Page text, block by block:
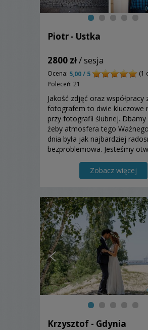
Piotr - Ustka
2800 zł/ sesja
Ocena: 5,00 / 5
(1
Poleceń: 21
Jakość zdjęć oraz współpracy
fotografem to dwie kluczowe
przy fotografii ślubnej.
żeby atmosfera tego
dnia była jak najbardziej
bezproblemowa. Jesteśmy
jeżeli podobają się Wam
zapraszamy do współpracy.
Zobacz więcej
Krzysztof - Gdynia